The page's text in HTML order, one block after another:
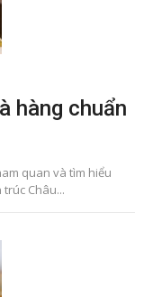
hàng chuẩn
quan và tìm hiểu
Châu...